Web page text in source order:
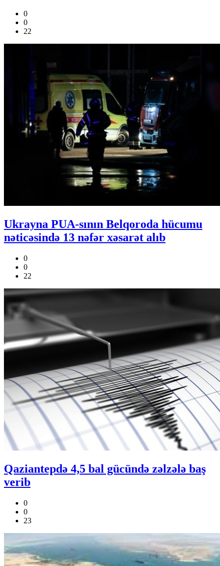
0
0
22
Ukrayna PUA-sının Belqoroda hücumu
nəticəsində 13 nəfər xəsarət alıb
0
0
22
Qaziantepdə 4,5 bal gücündə zəlzələ baş
verib
0
0
23